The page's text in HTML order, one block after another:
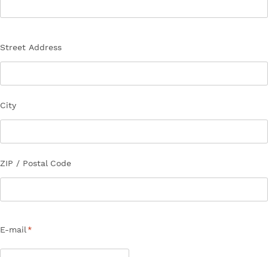
Adresse
Street Address
City
ZIP / Postal Code
E-mail *